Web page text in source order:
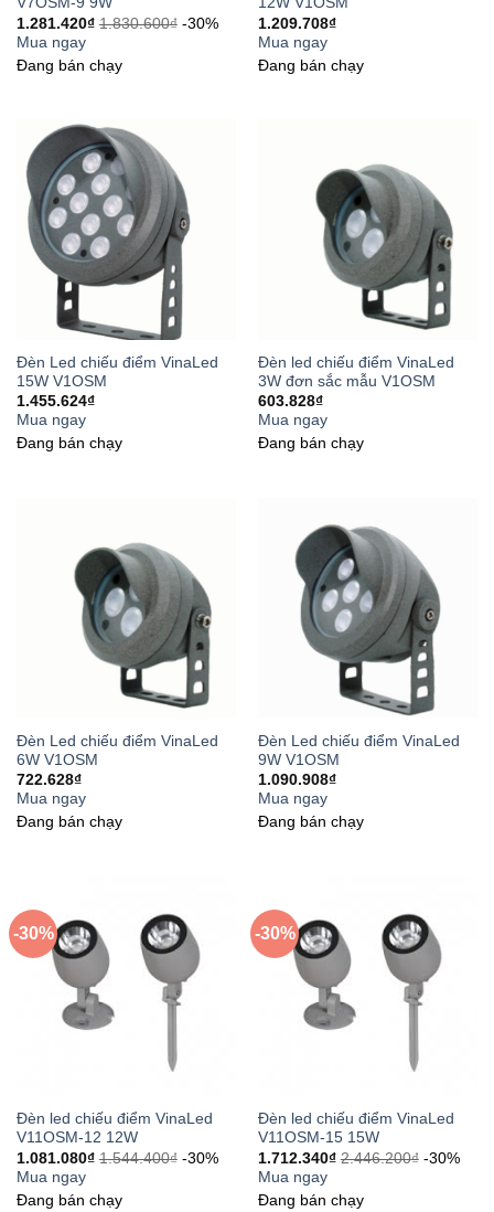
1.281.420₫ 1.830.600₫ -30%
Mua ngay
Đang bán chạy
1.209.708₫
Mua ngay
Đang bán chạy
Đèn Led chiếu điểm VinaLed
15W V1OSM
1.455.624₫
Mua ngay
Đang bán chạy
Đèn led chiếu điểm VinaLed
3W đơn sắc mẫu V1OSM
603.828₫
Mua ngay
Đang bán chạy
Đèn Led chiếu điểm VinaLed
6W V1OSM
722.628₫
Mua ngay
Đang bán chạy
Đèn Led chiếu điểm VinaLed
9W V1OSM
1.090.908₫
Mua ngay
Đang bán chạy
-30%
Đèn led chiếu điểm VinaLed
V11OSM-12 12W
1.081.080₫ 1.544.400₫ -30%
Mua ngay
Đang bán chạy
-30%
Đèn led chiếu điểm VinaLed
V11OSM-15 15W
1.712.340₫ 2.446.200₫ -30%
Mua ngay
Đang bán chạy